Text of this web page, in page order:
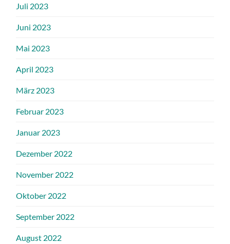
Juli 2023
Juni 2023
Mai 2023
April 2023
März 2023
Februar 2023
Januar 2023
Dezember 2022
November 2022
Oktober 2022
September 2022
August 2022